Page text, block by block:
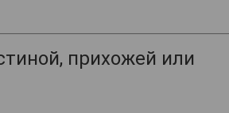
прихожей или